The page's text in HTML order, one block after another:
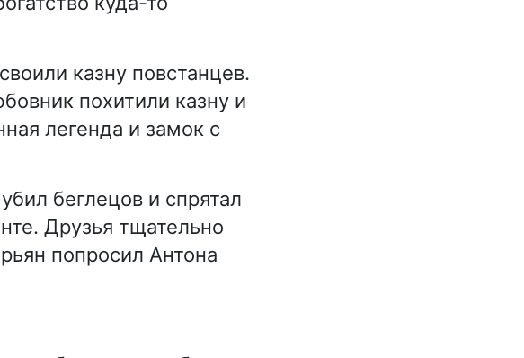
казну повстанцев.
похитили казну и
легенда и замок с
беглецов и спрятал
Друзья тщательно
попросил Антона